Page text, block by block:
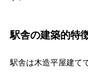
駅舎の建築的特
駅舎は木造平屋建て